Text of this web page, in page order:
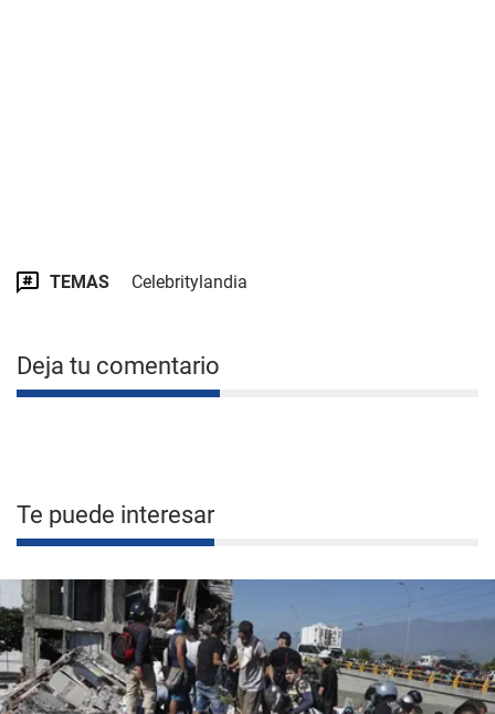
TEMAS Celebritylandia
Deja tu comentario
Te puede interesar